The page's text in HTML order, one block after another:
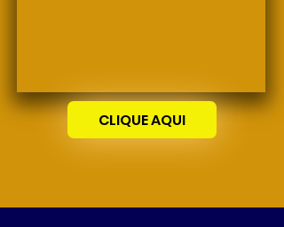
CLIQUE AQUI